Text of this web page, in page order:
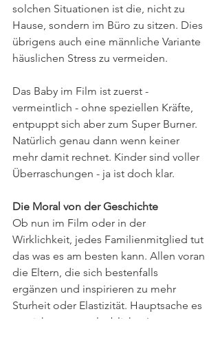
solchen Situationen ist die, nicht zu
Hause, sondern im Büro zu sitzen. Dies
übrigens auch eine männliche Variante
häuslichen Stress zu vermeiden.
Das Baby im Film ist zuerst -
vermeintlich - ohne speziellen Kräfte,
entpuppt sich aber zum Super Burner.
Natürlich genau dann wenn keiner
mehr damit rechnet. Kinder sind voller
Überraschungen - ja ist doch klar.
Die Moral von der Geschichte
Ob nun im Film oder in der
Wirklichkeit, jedes Familienmitglied tut
das was es am besten kann. Allen voran
die Eltern, die sich bestenfalls
ergänzen und inspirieren zu mehr
Sturheit oder Elastizität. Hauptsache es
tut sich was - unglaubliches!